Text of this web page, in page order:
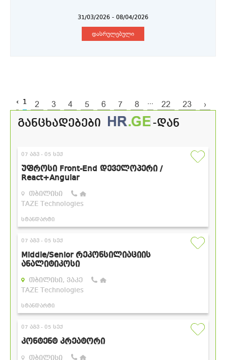
31/03/2026 - 08/04/2026
დასრულებული
‹ 1 2 3 4 5 6 7 8 ... 22 23 ›